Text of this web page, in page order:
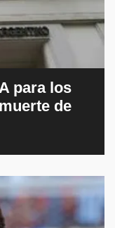
para los
de